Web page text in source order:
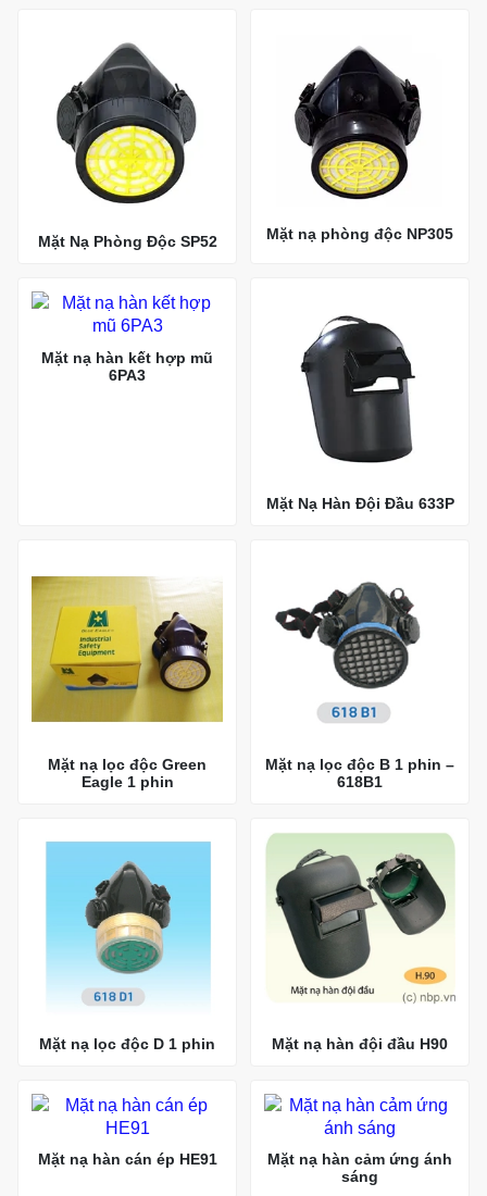
Mặt Nạ Phòng Độc SP52 Mặt nạ phòng độc NP305
Mặt nạ hàn kết hợp mũ
6PA3
Mặt Nạ Hàn Đội Đầu 633P
Mặt nạ lọc độc Green
Eagle 1 phin
Mặt nạ lọc độc B 1 phin –
618B1
Mặt nạ lọc độc D 1 phin Mặt nạ hàn đội đầu H90
Mặt nạ hàn cán ép HE91
Mặt nạ hàn cảm ứng ánh
sáng